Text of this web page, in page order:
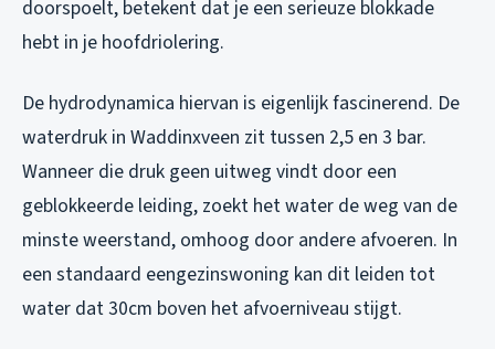
doorspoelt, betekent dat je een serieuze blokkade
hebt in je hoofdriolering.
De hydrodynamica hiervan is eigenlijk fascinerend. De
waterdruk in Waddinxveen zit tussen 2,5 en 3 bar.
Wanneer die druk geen uitweg vindt door een
geblokkeerde leiding, zoekt het water de weg van de
minste weerstand, omhoog door andere afvoeren. In
een standaard eengezinswoning kan dit leiden tot
water dat 30cm boven het afvoerniveau stijgt.